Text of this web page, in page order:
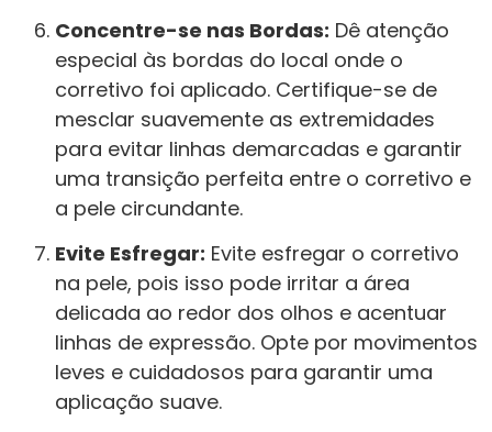
Concentre-se nas Bordas: Dê atenção
especial às bordas do local onde o
corretivo foi aplicado. Certifique-se de
mesclar suavemente as extremidades
para evitar linhas demarcadas e garantir
uma transição perfeita entre o corretivo e
a pele circundante.
Evite Esfregar: Evite esfregar o corretivo
na pele, pois isso pode irritar a área
delicada ao redor dos olhos e acentuar
linhas de expressão. Opte por movimentos
leves e cuidadosos para garantir uma
aplicação suave.